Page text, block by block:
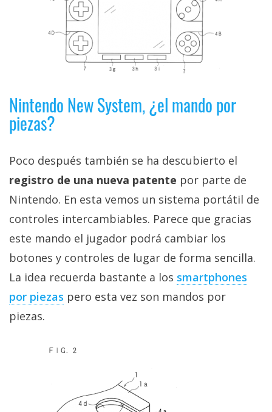
encontrarás
todas las
noticias sobre
tecnología,
ordenadores,
informática,
videojuegos,
comparativas,
trucos y
El Grupo
Informático
(CC) 2006-
derechos
reservados
Nintendo New System, ¿el mando por
piezas?
Poco después también se ha descubierto el
registro de una nueva patente por parte de
Nintendo. En esta vemos un sistema portátil de
controles intercambiables. Parece que gracias
este mando el jugador podrá cambiar los
botones y controles de lugar de forma sencilla.
La idea recuerda bastante a los smartphones
por piezas pero esta vez son mandos por
piezas.